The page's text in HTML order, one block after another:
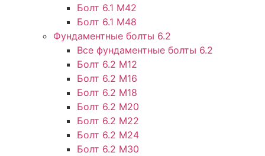
Болт 6.1 М42
Болт 6.1 М48
Фундаментные болты 6.2
Все фундаментные болты 6.2
Болт 6.2 М12
Болт 6.2 М16
Болт 6.2 М18
Болт 6.2 М20
Болт 6.2 М22
Болт 6.2 М24
Болт 6.2 М30